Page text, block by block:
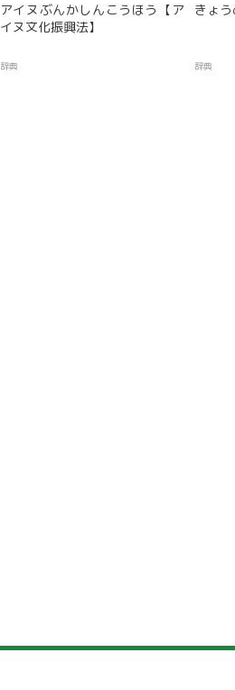
アイヌぶんかしんこうほう【ア
イヌ文化振興法】
辞典
きょう
辞典